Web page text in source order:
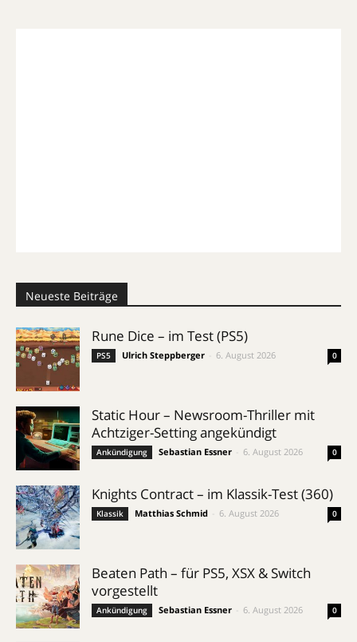
Neueste Beiträge
Rune Dice – im Test (PS5)
PS5 Ulrich Steppberger 6. August 2026 0
Static Hour – Newsroom-Thriller mit
Achtziger-Setting angekündigt
Ankündigung Sebastian Essner 6. August 2026 0
Knights Contract – im Klassik-Test (360)
Klassik Matthias Schmid 6. August 2026 0
Beaten Path – für PS5, XSX & Switch
vorgestellt
Ankündigung Sebastian Essner 6. August 2026 0